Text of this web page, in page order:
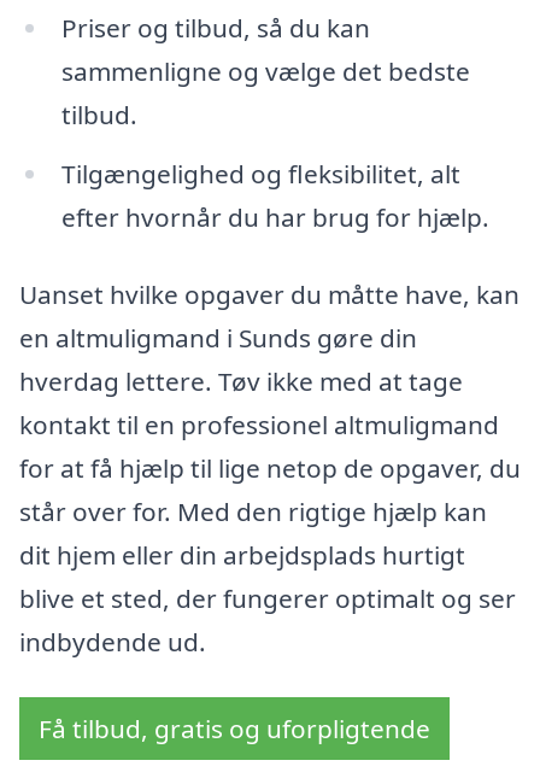
Priser og tilbud, så du kan
sammenligne og vælge det bedste
tilbud.
Tilgængelighed og fleksibilitet, alt
efter hvornår du har brug for hjælp.
Uanset hvilke opgaver du måtte have, kan
en altmuligmand i Sunds gøre din
hverdag lettere. Tøv ikke med at tage
kontakt til en professionel altmuligmand
for at få hjælp til lige netop de opgaver, du
står over for. Med den rigtige hjælp kan
dit hjem eller din arbejdsplads hurtigt
blive et sted, der fungerer optimalt og ser
indbydende ud.
Få tilbud, gratis og uforpligtende